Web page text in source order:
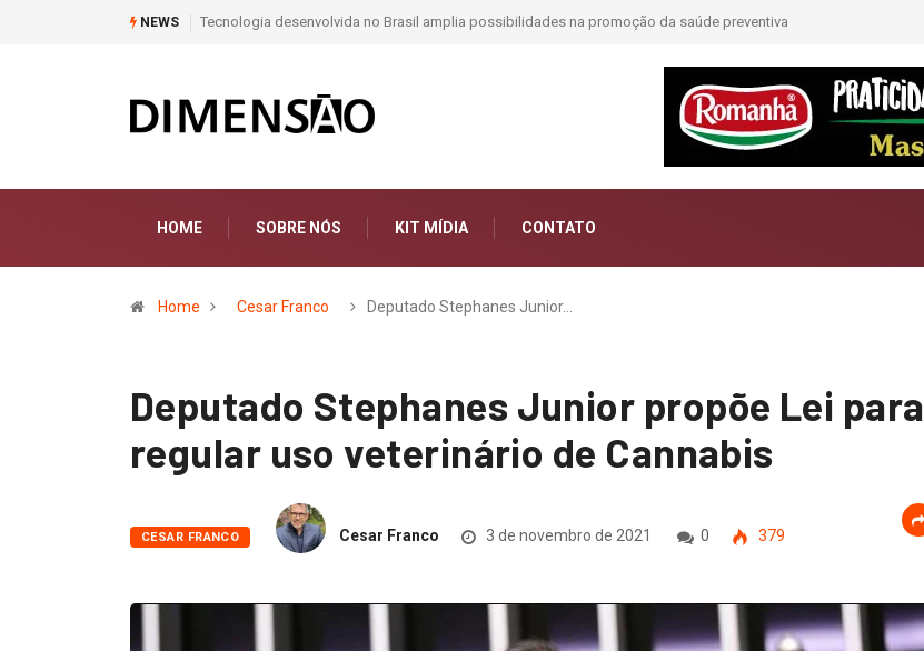
NEWS Moda e Arte
HOME SOBRE NÓS KIT MÍDIA CONTATO
Home Cesar Franco Deputado Stephanes Junior…
Deputado Stephanes Junior propõe Lei para
regular uso veterinário de Cannabis
CESAR FRANCO Cesar Franco 3 de novembro de 2021 0 379